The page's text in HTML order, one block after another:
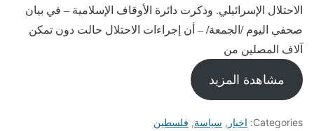
الاحتلال الإسرائيلي. وذكرت دائرة الأوقاف الإسلامية – في بيان
صحفي اليوم /الجمعة/ – أن إجراءات الاحتلال حالت دون تمكن
آلاف المصلين من
مشاهدة المزيد
Categories: اخبار , سياسة, فلسطين